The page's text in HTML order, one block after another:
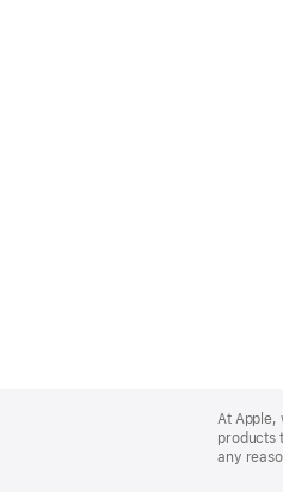
Footer
At Apple,
products
any